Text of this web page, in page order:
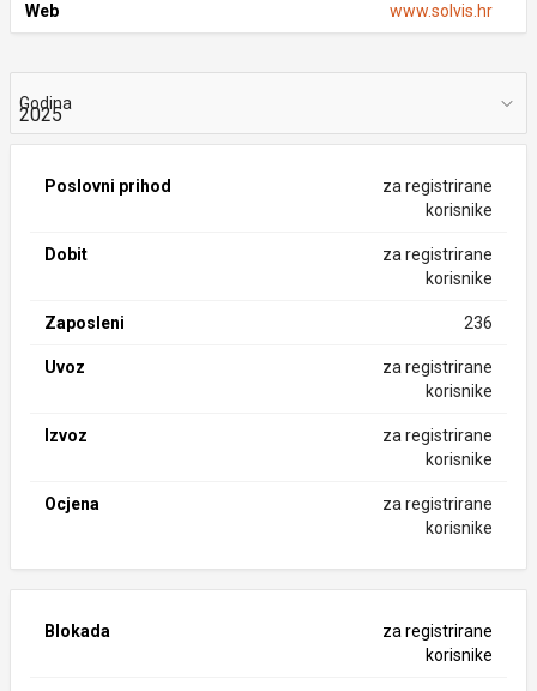
Web www.solvis.hr
Godina
Poslovni prihod
za registrirane
korisnike
Dobit
za registrirane
korisnike
Zaposleni 236
Uvoz
za registrirane
korisnike
Izvoz
za registrirane
korisnike
Ocjena
za registrirane
korisnike
Blokada
za registrirane
korisnike